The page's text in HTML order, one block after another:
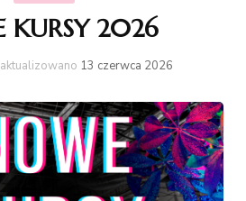
KURSY 2026
13 czerwca 2026